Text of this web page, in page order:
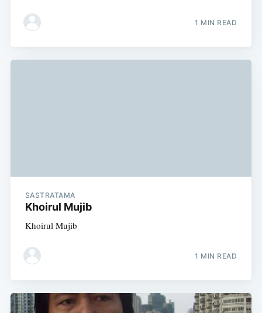
1 MIN READ
SASTRATAMA
Khoirul Mujib
Khoirul Mujib
1 MIN READ